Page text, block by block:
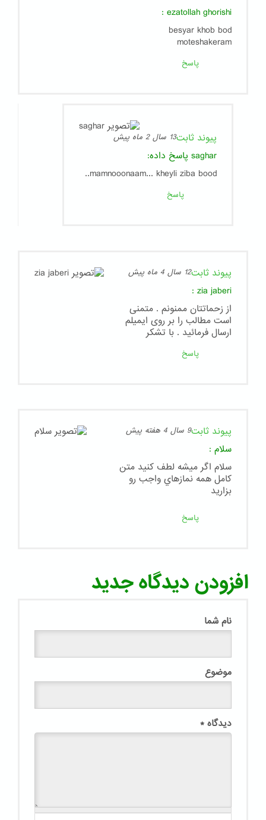
ezatollah ghorishi
:
besyar khob bod
moteshakeram
پاسخ
پیوند ثابت13 سال 2 ماه پیش
saghar پاسخ داده:
mamnooonaam... kheyli ziba bood..
پاسخ
پیوند ثابت12 سال 4 ماه پیش
zia jaberi
:
از زحماتتان ممنونم . متمنی
است مطالب را بر روی ایمیلم
ارسال فرمائید . با تشکر
پاسخ
پیوند ثابت9 سال 4 هفته پیش
سلام :
سلام اگر ميشه لطف كنيد متن
كامل همه نمازهاي واجب رو
بزاريد
پاسخ
افزودن دیدگاه جدید
نام شما
موضوع
دیدگاه *